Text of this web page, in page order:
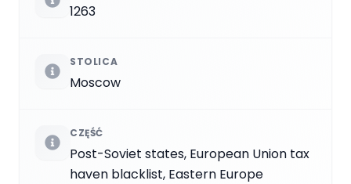
1263
STOLICA
Moscow
CZĘŚĆ
Post-Soviet states, European Union tax
haven blacklist, Eastern Europe